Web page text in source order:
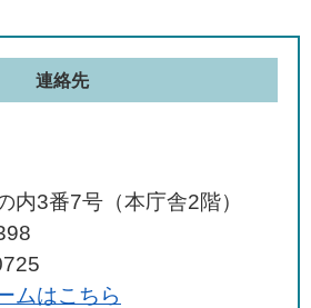
連絡先
内3番7号（本庁舎2階）
ムはこちら